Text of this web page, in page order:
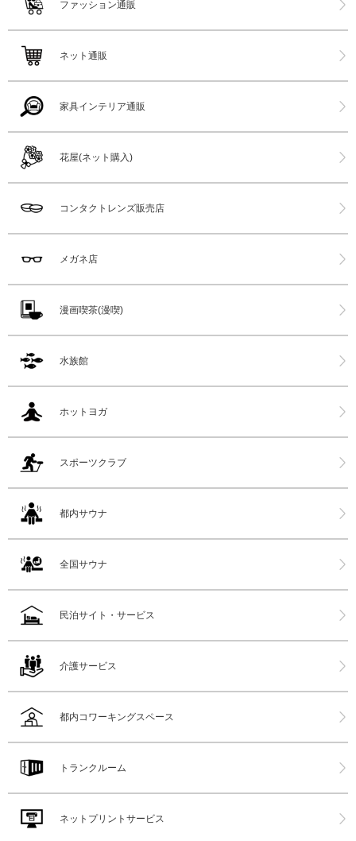
ファッション通販
ネット通販
家具インテリア通販
花屋(ネット購入)
コンタクトレンズ販売店
メガネ店
漫画喫茶(漫喫)
水族館
ホットヨガ
スポーツクラブ
都内サウナ
全国サウナ
民泊サイト・サービス
介護サービス
都内コワーキングスペース
トランクルーム
ネットプリントサービス